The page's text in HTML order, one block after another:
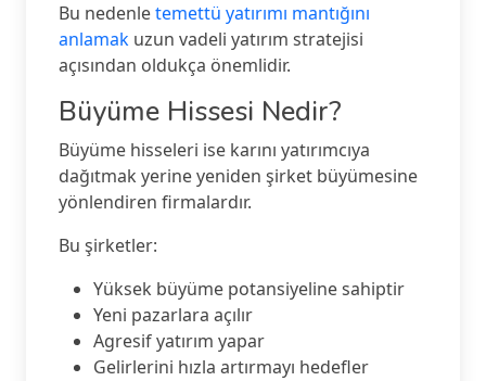
Bu nedenletemettü yatırımı mantığını
anlamak uzun vadeli yatırım stratejisi
açısından oldukça önemlidir.
Büyüme Hissesi Nedir?
Büyüme hisseleri ise karını yatırımcıya
dağıtmak yerine yeniden şirket büyümesine
yönlendiren firmalardır.
Bu şirketler:
Yüksek büyüme potansiyeline sahiptir
Yeni pazarlara açılır
Agresif yatırım yapar
Gelirlerini hızla artırmayı hedefler